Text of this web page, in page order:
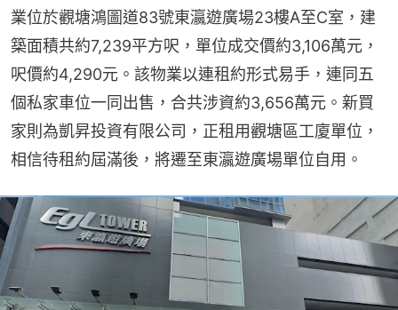
業位於觀塘鴻圖道83號東瀛遊廣場23樓A至C室，建
築面積共約7,239平方呎，單位成交價約3,106萬元，
呎價約4,290元。該物業以連租約形式易手，連同五
個私家車位一同出售，合共涉資約3,656萬元。新買
家則為凱昇投資有限公司，正租用觀塘區工廈單位，
相信待租約屆滿後，將遷至東瀛遊廣場單位自用。